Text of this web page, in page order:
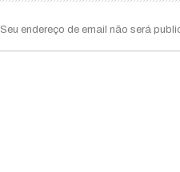
Seu endereço de email não será